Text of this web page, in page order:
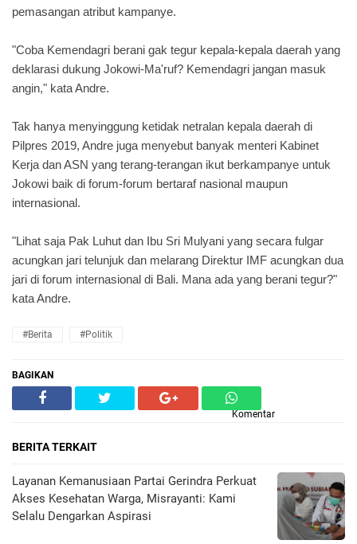
pemasangan atribut kampanye.
"Coba Kemendagri berani gak tegur kepala-kepala daerah yang
deklarasi dukung Jokowi-Ma'ruf? Kemendagri jangan masuk
angin," kata Andre.
Tak hanya menyinggung ketidak netralan kepala daerah di
Pilpres 2019, Andre juga menyebut banyak menteri Kabinet
Kerja dan ASN yang terang-terangan ikut berkampanye untuk
Jokowi baik di forum-forum bertaraf nasional maupun
internasional.
"Lihat saja Pak Luhut dan Ibu Sri Mulyani yang secara fulgar
acungkan jari telunjuk dan melarang Direktur IMF acungkan dua
jari di forum internasional di Bali. Mana ada yang berani tegur?"
kata Andre.
#Berita #Politik
BAGIKAN
Komentar
BERITA TERKAIT
Layanan Kemanusiaan Partai Gerindra Perkuat
Akses Kesehatan Warga, Misrayanti: Kami
Selalu Dengarkan Aspirasi